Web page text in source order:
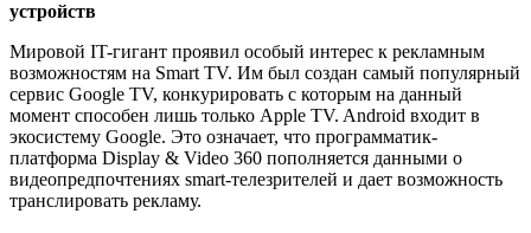
устройств
Мировой IT-гигант проявил особый интерес к рекламным
возможностям на Smart TV. Им был создан самый популярный
сервис Google TV, конкурировать с которым на данный
момент способен лишь только Apple TV. Android входит в
экосистему Google. Это означает, что программатик-
платформа Display & Video 360 пополняется данными о
видеопредпочтениях smart-телезрителей и дает возможность
транслировать рекламу.